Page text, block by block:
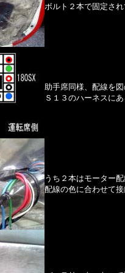
ボルト２本で固定され
助手席同様、配線を図
Ｓ１３のハーネスに
うち２本はモーター配
配線の色に合わせて接